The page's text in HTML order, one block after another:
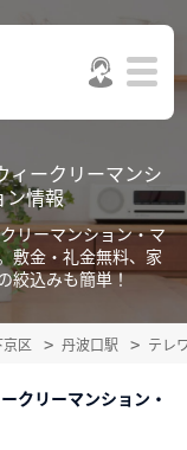
ィークリーマンシ
ン情報
リーマンション・マ
敷金・礼金無料、家
絞込みも簡単！
区 丹波口駅 テレ
クリーマンション・